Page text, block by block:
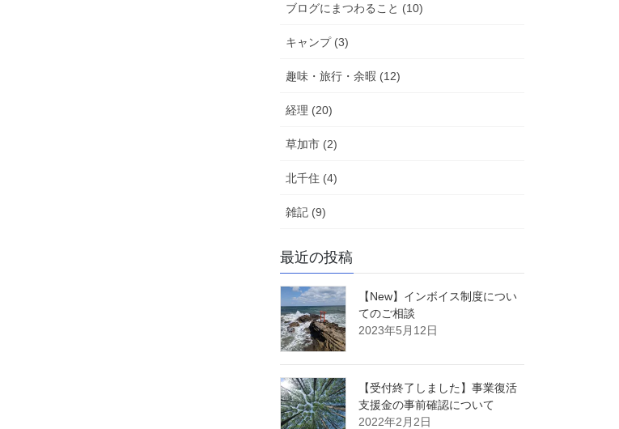
ブログにまつわること (10)
キャンプ (3)
趣味・旅行・余暇 (12)
経理 (20)
草加市 (2)
北千住 (4)
雑記 (9)
最近の投稿
【New】インボイス制度につい
てのご相談
2023年5月12日
【受付終了しました】事業復活
支援金の事前確認について
2022年2月2日